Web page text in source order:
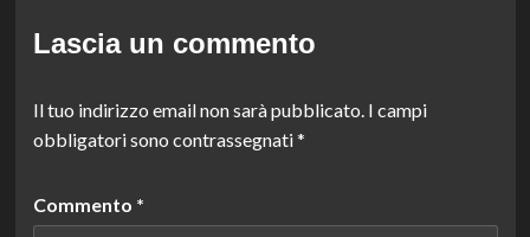
Lascia un commento
Il tuo indirizzo email non sarà pubblicato. I campi
obbligatori sono contrassegnati*
Commento *